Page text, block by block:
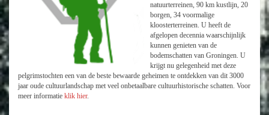
natuurterreinen, 90 km kustlijn, 20
borgen, 34 voormalige
kloosterterreinen. U heeft de
afgelopen decennia waarschijnlijk
kunnen genieten van de
bodemschatten van Groningen. U
krijgt nu gelegenheid met deze
pelgrimstochten een van de beste bewaarde geheimen te ontdekken van dit 3000
jaar oude cultuurlandschap met veel onbetaalbare cultuurhistorische schatten. Voor
meer informatie klik hier.